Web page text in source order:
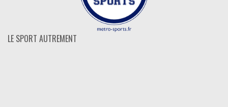
LE SPORT AUTREMENT